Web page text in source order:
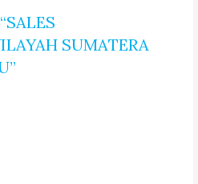
SUMATERA